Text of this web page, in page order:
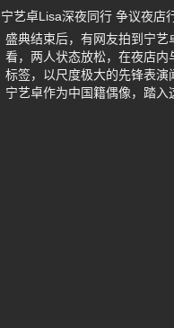
宁艺卓Lisa深夜同行 争议夜店
盛典结束后，有网友拍到宁
看，两人状态放松，在夜店内
标签，以尺度极大的先锋表演
宁艺卓作为中国籍偶像，踏入